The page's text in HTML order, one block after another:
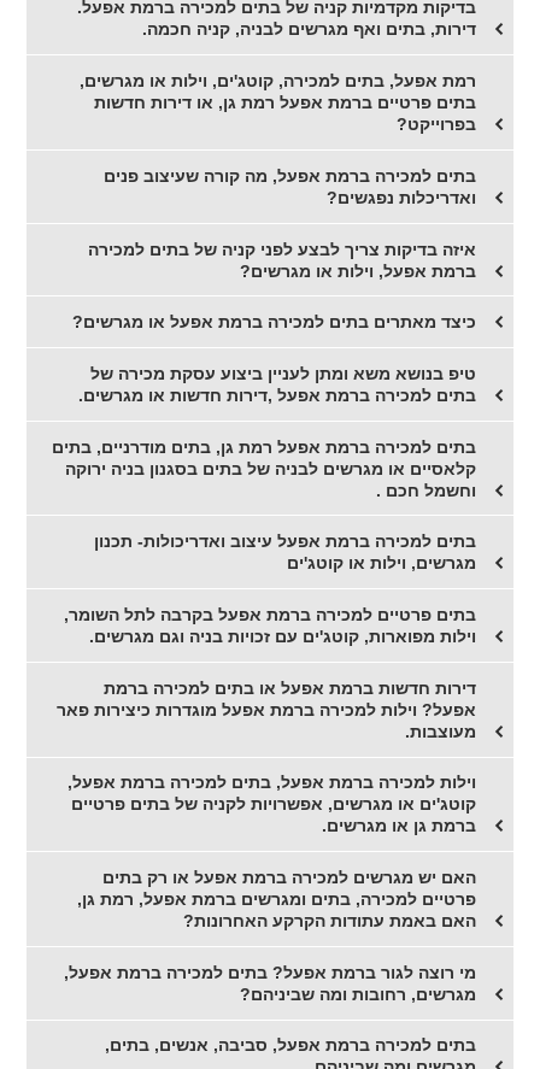
בדיקות מקדמיות קניה של בתים למכירה ברמת אפעל.
דירות, בתים ואף מגרשים לבניה, קניה חכמה.
רמת אפעל, בתים למכירה, קוטג'ים, וילות או מגרשים,
בתים פרטיים ברמת אפעל רמת גן, או דירות חדשות
בפרוייקט?
בתים למכירה ברמת אפעל, מה קורה שעיצוב פנים
ואדריכלות נפגשים?
איזה בדיקות צריך לבצע לפני קניה של בתים למכירה
ברמת אפעל, וילות או מגרשים?
כיצד מאתרים בתים למכירה ברמת אפעל או מגרשים?
טיפ בנושא משא ומתן לעניין ביצוע עסקת מכירה של
בתים למכירה ברמת אפעל ,דירות חדשות או מגרשים.
בתים למכירה ברמת אפעל רמת גן, בתים מודרניים, בתים
קלאסיים או מגרשים לבניה של בתים בסגנון בניה ירוקה
וחשמל חכם .
בתים למכירה ברמת אפעל עיצוב ואדריכולות- תכנון
מגרשים, וילות או קוטג'ים
בתים פרטיים למכירה ברמת אפעל בקרבה לתל השומר,
וילות מפוארות, קוטג'ים עם זכויות בניה וגם מגרשים.
דירות חדשות ברמת אפעל או בתים למכירה ברמת
אפעל? וילות למכירה ברמת אפעל מוגדרות כיצירות פאר
מעוצבות.
וילות למכירה ברמת אפעל, בתים למכירה ברמת אפעל,
קוטג'ים או מגרשים, אפשרויות לקניה של בתים פרטיים
ברמת גן או מגרשים.
האם יש מגרשים למכירה ברמת אפעל או רק בתים
פרטיים למכירה, בתים ומגרשים ברמת אפעל, רמת גן,
האם באמת עתודות הקרקע האחרונות?
מי רוצה לגור ברמת אפעל? בתים למכירה ברמת אפעל,
מגרשים, רחובות ומה שביניהם?
בתים למכירה ברמת אפעל, סביבה, אנשים, בתים,